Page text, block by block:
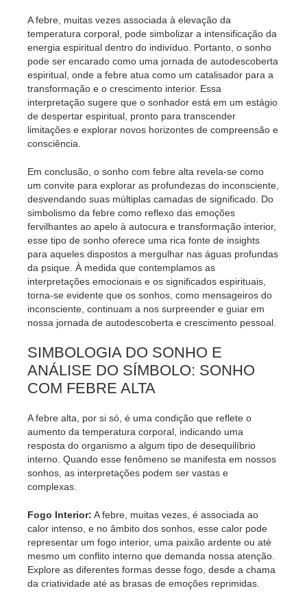
A febre, muitas vezes associada à elevação da
temperatura corporal, pode simbolizar a intensificação da
energia espiritual dentro do indivíduo. Portanto, o sonho
pode ser encarado como uma jornada de autodescoberta
espiritual, onde a febre atua como um catalisador para a
transformação e o crescimento interior. Essa
interpretação sugere que o sonhador está em um estágio
de despertar espiritual, pronto para transcender
limitações e explorar novos horizontes de compreensão e
consciência.
Em conclusão, o sonho com febre alta revela-se como
um convite para explorar as profundezas do inconsciente,
desvendando suas múltiplas camadas de significado. Do
simbolismo da febre como reflexo das emoções
fervilhantes ao apelo à autocura e transformação interior,
esse tipo de sonho oferece uma rica fonte de insights
para aqueles dispostos a mergulhar nas águas profundas
da psique. À medida que contemplamos as
interpretações emocionais e os significados espirituais,
torna-se evidente que os sonhos, como mensageiros do
inconsciente, continuam a nos surpreender e guiar em
nossa jornada de autodescoberta e crescimento pessoal.
SIMBOLOGIA DO SONHO E
ANÁLISE DO SÍMBOLO: SONHO
COM FEBRE ALTA
A febre alta, por si só, é uma condição que reflete o
aumento da temperatura corporal, indicando uma
resposta do organismo a algum tipo de desequilíbrio
interno. Quando esse fenômeno se manifesta em nossos
sonhos, as interpretações podem ser vastas e
complexas.
Fogo Interior: A febre, muitas vezes, é associada ao
calor intenso, e no âmbito dos sonhos, esse calor pode
representar um fogo interior, uma paixão ardente ou até
mesmo um conflito interno que demanda nossa atenção.
Explore as diferentes formas desse fogo, desde a chama
da criatividade até as brasas de emoções reprimidas.